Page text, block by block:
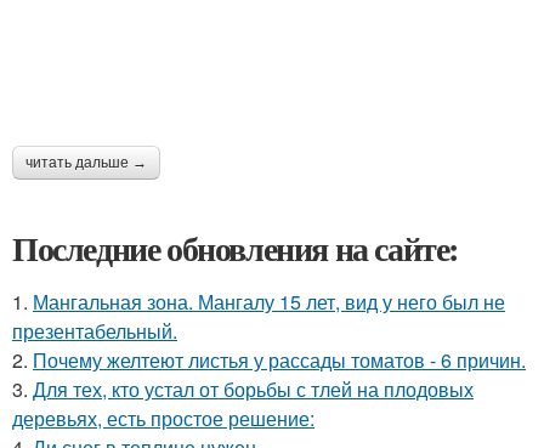
читать дальше →
Последние обновления на сайте:
1. Мангальная зона. Мангалу 15 лет, вид у него был не
презентабельный.
2. Почему желтеют листья у рассады томатов - 6 причин.
3. Для тех, кто устал от борьбы с тлей на плодовых
деревьях, есть простое решение: